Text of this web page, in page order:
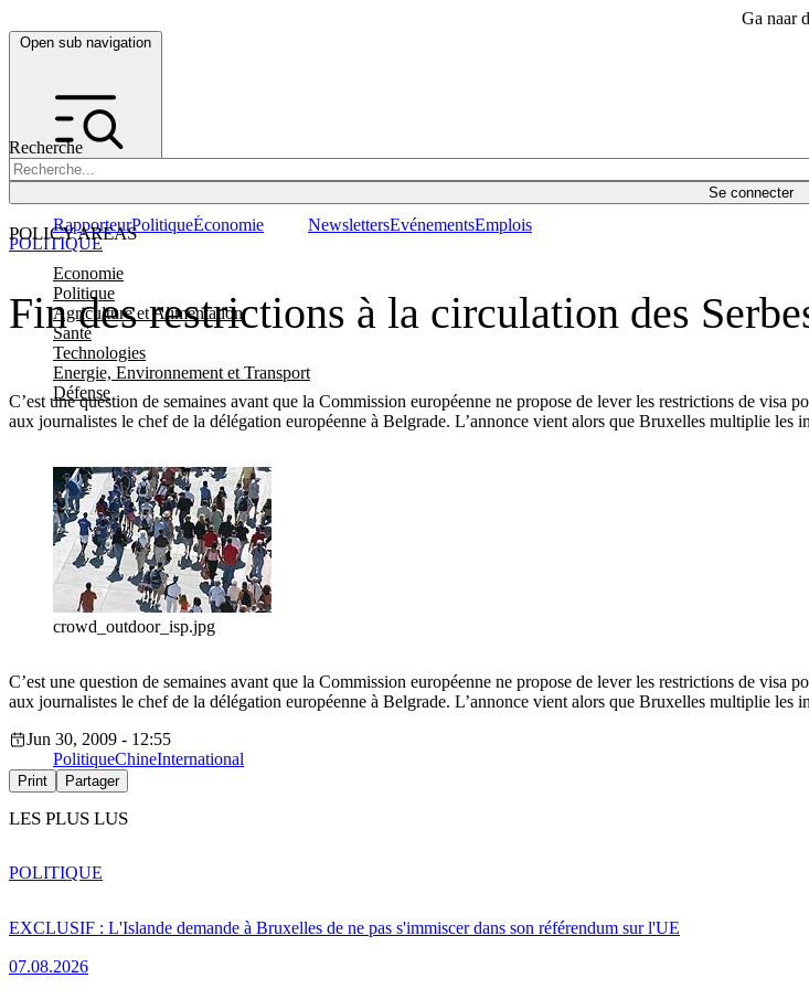
Ga naar
Open sub navigation
Recherche
Se connecter
POLICY AREAS
Economie
Politique
Agriculture et Alimentation
Santé
Technologies
Energie, Environnement et Transport
Défense
RapporteurPolitiqueÉconomie NewslettersEvénementsEmplois
Fin des restrictions à la circulation des
C’est une question de semaines avant que la Commission européenne ne propose de lever les restrictions de
aux journalistes le chef de la délégation européenne à Belgrade. L’annonce vient alors que Bruxelles multiplie les
POLITIQUE
crowd_outdoor_isp.jpg
C’est une question de semaines avant que la Commission européenne ne propose de lever les restrictions de
aux journalistes le chef de la délégation européenne à Belgrade. L’annonce vient alors que Bruxelles multiplie les
Jun 30, 2009 - 12:55
PolitiqueChineInternational
Print Partager
LES PLUS LUS
EXCLUSIF : L'Islande demande à Bruxelles de ne pas s'immiscer dans son référendum sur l'UE
07.08.2026
POLITIQUE